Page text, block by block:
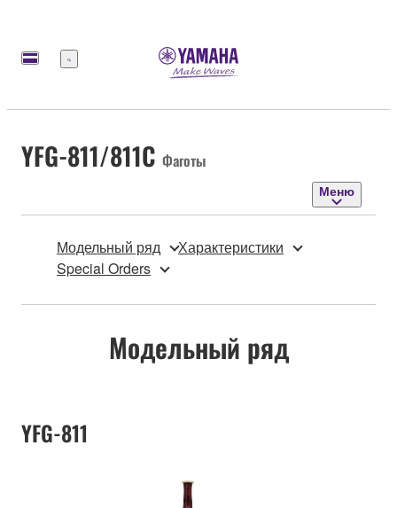
Меню
YFG-811/811C Фаготы
Меню
Модельный ряд
Характеристики
Special Orders
Модельный ряд
YFG-811